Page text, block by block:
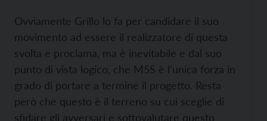
Ovviamente Grillo lo fa per candidare il suo
movimento ad essere il realizzatore di questa
svolta e proclama, ma è inevitabile e dal suo
punto di vista logico, che M5S è l’unica forza in
grado di portare a termine il progetto. Resta
però che questo è il terreno su cui sceglie di
sfidare gli avversari e sottovalutare questo